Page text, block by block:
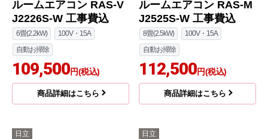
ルームエアコン RAS-V
J2226S-W 工事費込
6畳(2.2kW)
100V・15A
自動お掃除
109,500円(税込)
商品詳細はこちら
ルームエアコン RAS-M
J2525S-W 工事費込
8畳(2.5kW)
100V・15A
自動お掃除
112,500円(税込)
商品詳細はこちら
日立
日立